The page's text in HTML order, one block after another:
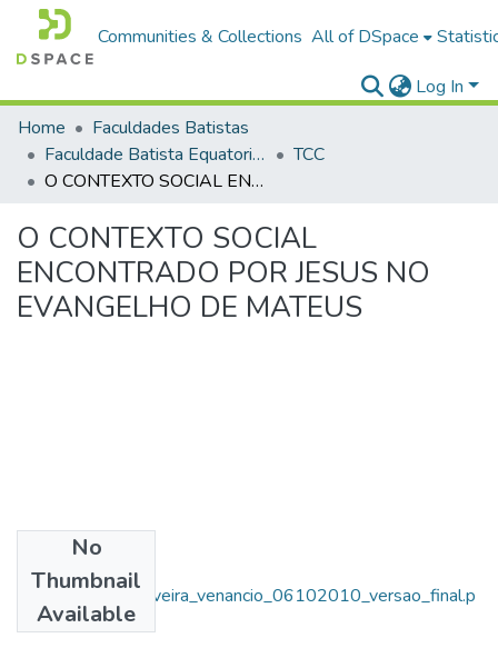
Communities & Collections All of DSpace
Log In
Home
Faculdades Batistas
Faculdade Batista Equatorial (FABAE)
TCC
O CONTEXTO SOCIAL ENCONTRADO POR JESUS NO EVANGELHO DE MATEUS
O CONTEXTO SOCIAL
ENCONTRADO POR JESUS NO
EVANGELHO DE MATEUS
No
Thumbnail
Available
tcc_jailson_de_oliveira_venancio_06102010_versao_final.p
(442.66 KB)